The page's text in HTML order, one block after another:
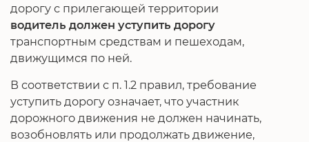
дорогу с прилегающей территории
водитель должен уступить дорогу
транспортным средствам и пешеходам,
движущимся по ней.
В соответствии с п. 1.2 правил, требование
уступить дорогу означает, что участник
дорожного движения не должен начинать,
возобновлять или продолжать движение,